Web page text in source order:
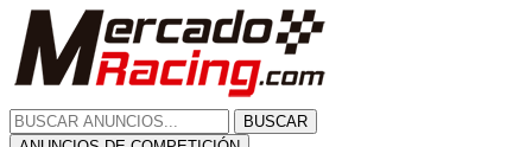
BUSCAR
ANUNCIOS DE COMPETICIÓN